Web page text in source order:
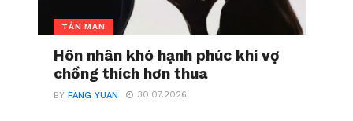
TẢN MẠN
Hôn nhân khó hạnh phúc khi vợ
chồng thích hơn thua
BYFANG YUAN 30.07.2026